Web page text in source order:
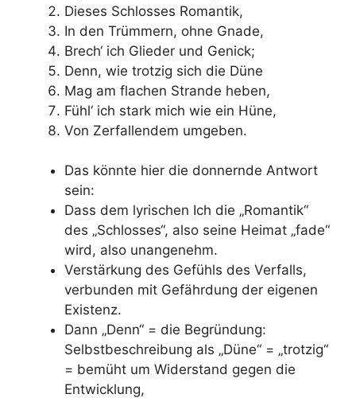
Dieses Schlosses Romantik,
In den Trümmern, ohne Gnade,
Brech‘ ich Glieder und Genick;
Denn, wie trotzig sich die Düne
Mag am flachen Strande heben,
Fühl‘ ich stark mich wie ein Hüne,
Von Zerfallendem umgeben.
Das könnte hier die donnernde Antwort
sein:
Dass dem lyrischen Ich die „Romantik“
des „Schlosses“, also seine Heimat „fade“
wird, also unangenehm.
Verstärkung des Gefühls des Verfalls,
verbunden mit Gefährdung der eigenen
Existenz.
Dann „Denn“ = die Begründung:
Selbstbeschreibung als „Düne“ = „trotzig“
= bemüht um Widerstand gegen die
Entwicklung,